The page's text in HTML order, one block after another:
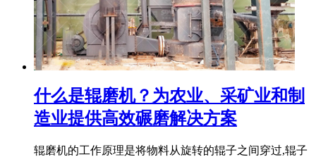
什么是辊磨机？为农业、采矿业和制
造业提供高效碾磨解决方案
辊磨机的工作原理是将物料从旋转的辊子之间穿过,辊子